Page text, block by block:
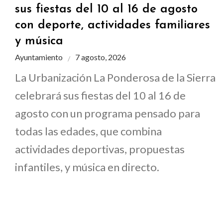
sus fiestas del 10 al 16 de agosto
con deporte, actividades familiares
y música
Ayuntamiento 7 agosto, 2026
La Urbanización La Ponderosa de la Sierra
celebrará sus fiestas del 10 al 16 de
agosto con un programa pensado para
todas las edades, que combina
actividades deportivas, propuestas
infantiles, y música en directo.